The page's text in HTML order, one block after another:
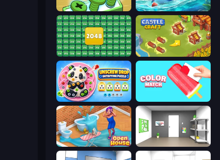
Screw Out: Bolts and Nuts Tropical Merge
2048 Merge Blocks Castle Craft
Unscrew Drop: Satisfying Puzzle
Open House Paint Room Escape